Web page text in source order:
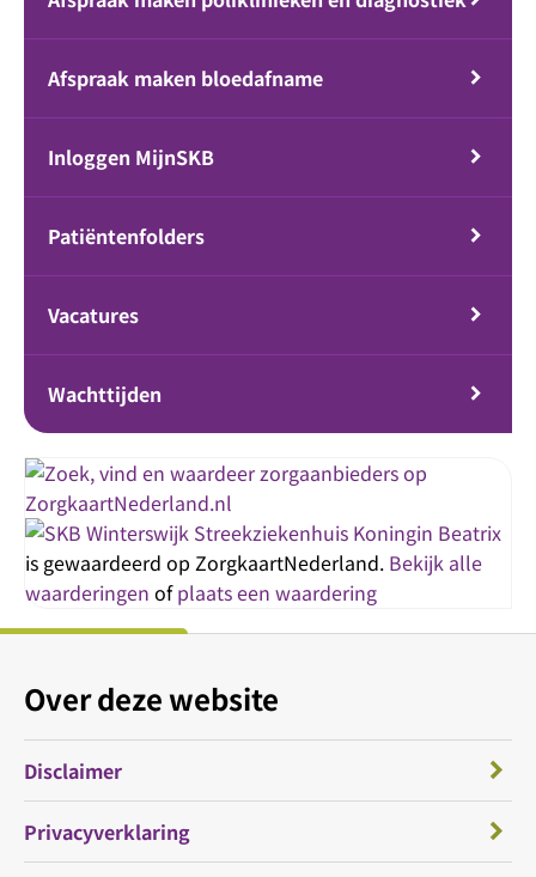
Afspraak maken bloedafname
Inloggen MijnSKB
Patiëntenfolders
Vacatures
Wachttijden
Streekziekenhuis Koningin Beatrix
is gewaardeerd op ZorgkaartNederland. Bekijk alle
waarderingen ofplaats een waardering
Over deze website
Disclaimer
Privacyverklaring